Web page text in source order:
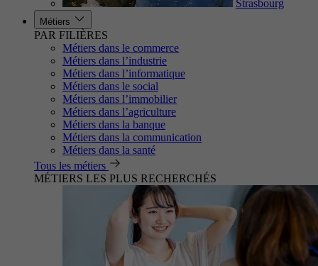
Strasbourg
Métiers
PAR FILIÈRES
Métiers dans le commerce
Métiers dans l’industrie
Métiers dans l’informatique
Métiers dans le social
Métiers dans l’immobilier
Métiers dans l’agriculture
Métiers dans la banque
Métiers dans la communication
Métiers dans la santé
Tous les métiers
MÉTIERS LES PLUS RECHERCHÉS